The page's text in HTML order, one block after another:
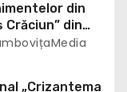
din
Crăciun” din
oficial
„Crizantema